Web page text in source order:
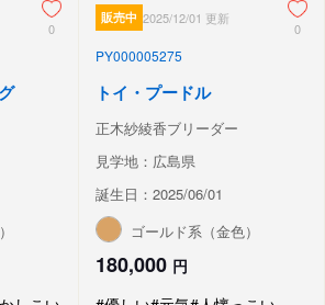
0
販売中 2025/12/01 更新
0
PY000005275
トイ・プードル
正木紗綾香ブリーダー
見学地：広島県
誕生日：2025/06/01
ゴールド系（金色）
180,000 円